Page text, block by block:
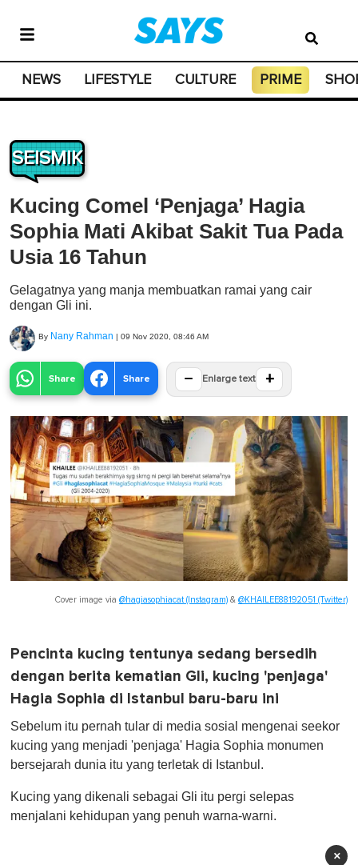
NEWS LIFESTYLE CULTURE PRIME
SEISMIK
Kucing Comel ‘Penjaga’ Hagia
Sophia Mati Akibat Sakit Tua Pada
Usia 16 Tahun
Gelagatnya yang manja membuatkan ramai yang cair
dengan Gli ini.
By Nany Rahman | 09 Nov 2020, 08:46 AM
Share Share − Enlarge text +
Cover image via @hagiasophiacat (Instagram) & @KHAILEE88192051 (Twitter)
Pencinta kucing tentunya sedang bersedih
dengan berita kematian Gli, kucing 'penjaga'
Hagia Sophia di Istanbul baru-baru ini
Sebelum itu pernah tular di media sosial mengenai seekor
kucing yang menjadi 'penjaga' Hagia Sophia monumen
bersejarah dunia itu yang terletak di Istanbul.
Kucing yang dikenali sebagai Gli itu pergi selepas
menjalani kehidupan yang penuh warna-warni.
×